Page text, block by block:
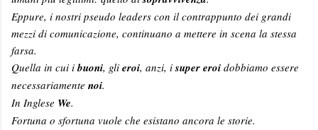
Eppure, i nostri pseudo leaders con il contrappunto dei grandi
mezzi di comunicazione, continuano a mettere in scena la stessa
farsa.
Quella in cui i buoni, gli eroi, anzi, isuper eroi dobbiamo essere
necessariamente noi.
In Inglese We.
Fortuna o sfortuna vuole che esistano ancora le storie.